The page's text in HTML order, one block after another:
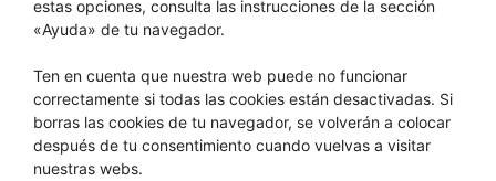
estas opciones, consulta las instrucciones de la sección
«Ayuda» de tu navegador.
Ten en cuenta que nuestra web puede no funcionar
correctamente si todas las cookies están desactivadas. Si
borras las cookies de tu navegador, se volverán a colocar
después de tu consentimiento cuando vuelvas a visitar
nuestras webs.